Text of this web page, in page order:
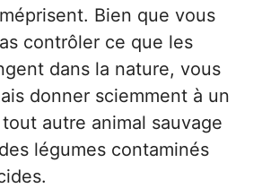
Bien que vous
contrôler ce que les
dans la nature, vous
donner sciemment à un
autre animal sauvage
légumes contaminés